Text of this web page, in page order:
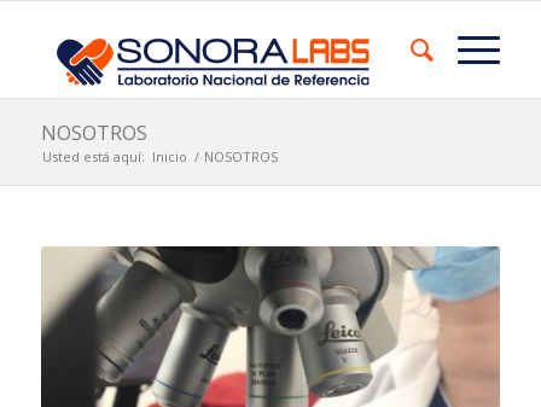
NOSOTROS
Usted está aquí: Inicio / NOSOTROS